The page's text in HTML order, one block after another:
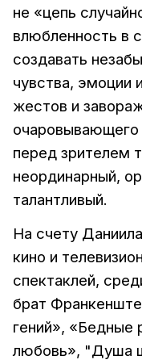
не «цепь
влюбленность в
создавать
чувства, эмоции
жестов и
очаровывающего
перед зрителем
неординарный,
талантливый.
На счету
кино и
спектаклей,
брат
гений», «Бедные
любовь», "Душа